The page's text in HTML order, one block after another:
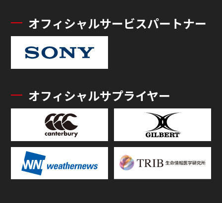
オフィシャルサービスパートナー
オフィシャルサプライヤー